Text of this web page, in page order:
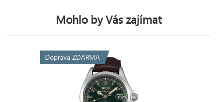
Mohlo by Vás zajímat
Doprava ZDARMA